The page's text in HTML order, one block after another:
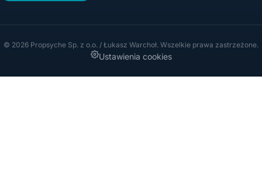
© 2026 Propsyche Sp. z o.o. / Łukasz Warchoł. Wszelkie prawa zastrzeżone.
Ustawienia cookies